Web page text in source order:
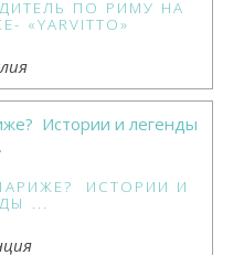
ПО РИМУ НА
«YARVITTO»
ИСТОРИИ И
...